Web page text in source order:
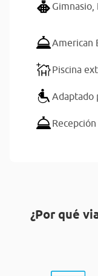
Gimnasio,
American
Piscina
Adaptado
¿Por qué